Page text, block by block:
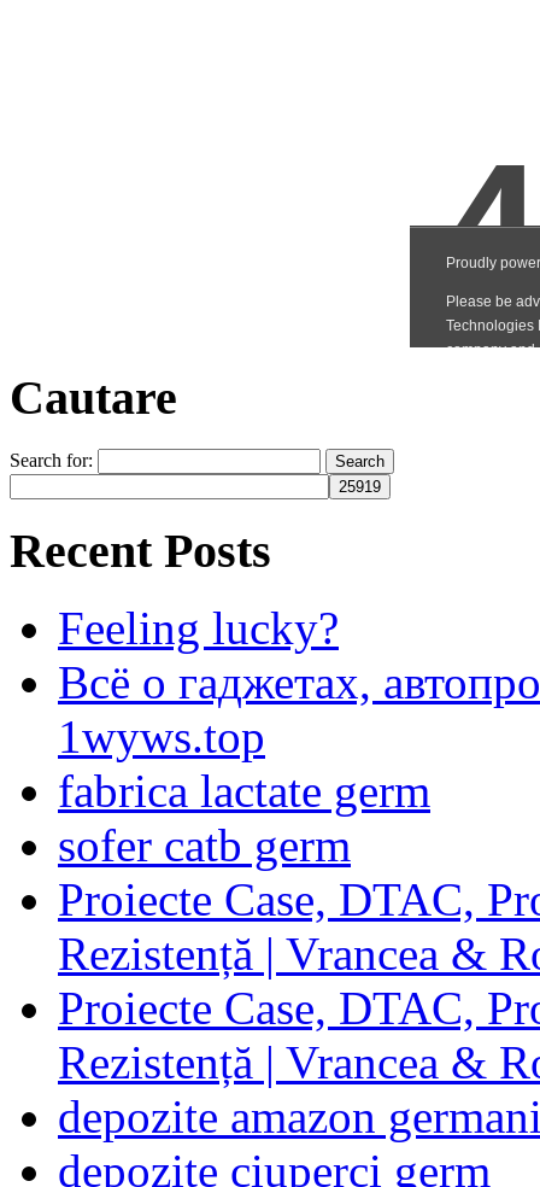
Cautare
Search for:
Recent Posts
Feeling lucky?
Всё о гаджетах,
1wyws.top
fabrica lactate germ
sofer catb germ
Proiecte Case, DTAC,
Rezistență | Vrancea &
Proiecte Case, DTAC,
Rezistență | Vrancea &
depozite amazon
depozite ciuperci germ